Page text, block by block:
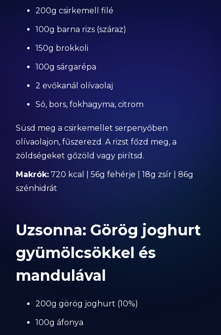
200g csirkemell filé
100g barna rizs (száraz)
150g brokkoli
100g sárgarépa
2 evőkanál olívaolaj
Só, bors, fokhagyma, citrom
Süsd meg a csirkemellet serpenyőben
olívaolajon, fűszerezd. A rizst főzd meg, a
zöldségeket gőzöld vagy pirítsd.
Makrók: 720 kcal | 56g fehérje | 18g zsír | 86g
szénhidrát
Uzsonna: Görög joghurt
gyümölcsökkel és
mandulával
200g görög joghurt (10%)
100g áfonya